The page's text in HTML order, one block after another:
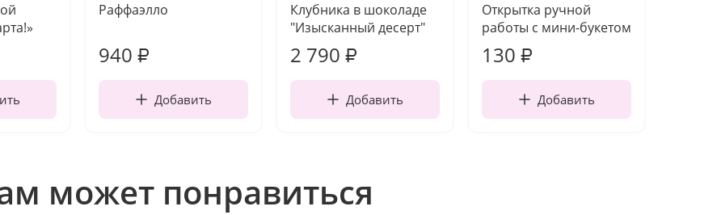
Раффаэлло
940 ₽
Добавить
Клубника в шоколаде
"Изысканный десерт"
2 790 ₽
Добавить
Открытка ручной
работы с мини-букетом
130 ₽
Добавить
может понравиться